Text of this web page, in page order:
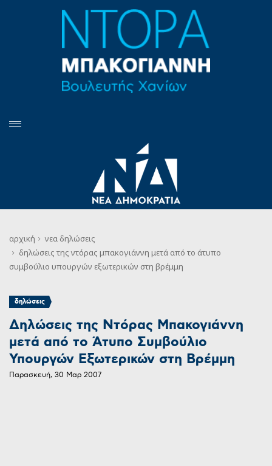
αρχική νεα δηλώσεις
δηλώσεις της ντόρας μπακογιάννη μετά από το άτυπο
συμβούλιο υπουργών εξωτερικών στη βρέμμη
δηλώσεις
Δηλώσεις της Ντόρας Μπακογιάννη
μετά από το Άτυπο Συμβούλιο
Υπουργών Εξωτερικών στη Βρέμμη
Παρασκευή, 30 Μαρ 2007